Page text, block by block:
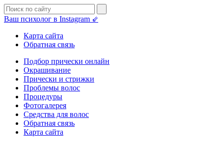
Ваш психолог в Instagram ⇙
Карта сайта
Обратная связь
Подбор прически онлайн
Окрашивание
Прически и стрижки
Проблемы волос
Процедуры
Фотогалерея
Средства для волос
Обратная связь
Карта сайта